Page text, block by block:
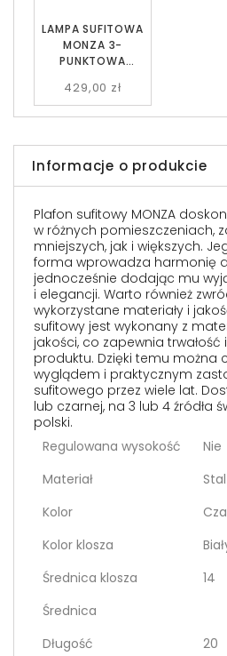
LAMPA SUFITOWA
MONZA 3-
PUNKTOWA
EMIBIG
429,00 zł
Informacje o produkcie
Plafon sufitowy MONZA
w różnych pomieszczeniach,
mniejszych, jak i większych.
forma wprowadza harmonię
jednocześnie dodając mu
i elegancji. Warto również
wykorzystane materiały i
sufitowy jest wykonany z
jakości, co zapewnia trwałość
produktu. Dzięki temu można
wyglądem i praktycznym
sufitowego przez wiele lat.
lub czarnej, na 3 lub 4 źródła
polski.
Regulowana wysokość
Nie
Materiał
Kolor
Kolor klosza
Średnica klosza
14
Średnica
Długość
20